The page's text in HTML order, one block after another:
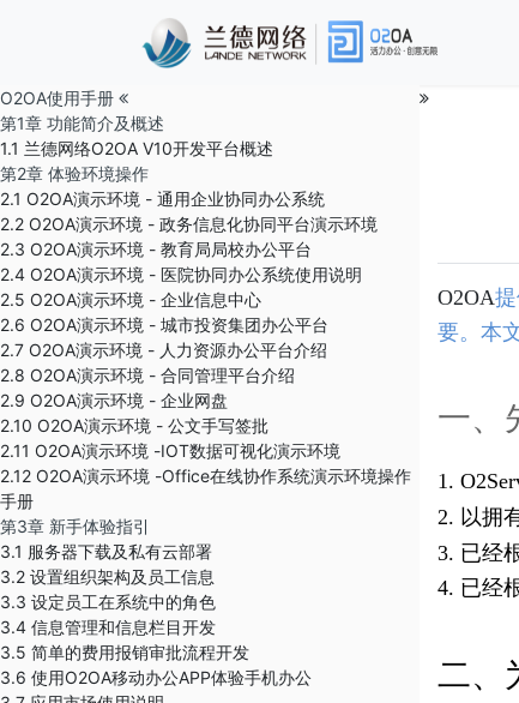
O2OA使用手册
第1章 功能简介及概述
1.1 兰德网络O2OA V10开发平台概述
第2章 体验环境操作
2.1 O2OA演示环境 - 通用企业协同办公系统
2.2 O2OA演示环境 - 政务信息化协同平台演示环境
2.3 O2OA演示环境 - 教育局局校办公平台
2.4 O2OA演示环境 - 医院协同办公系统使用说明
2.5 O2OA演示环境 - 企业信息中心
2.6 O2OA演示环境 - 城市投资集团办公平台
2.7 O2OA演示环境 - 人力资源办公平台介绍
2.8 O2OA演示环境 - 合同管理平台介绍
2.9 O2OA演示环境 - 企业网盘
2.10 O2OA演示环境 - 公文手写签批
2.11 O2OA演示环境 -IOT数据可视化演示环境
2.12 O2OA演示环境 -Office在线协作系统演示环境操作
手册
第3章 新手体验指引
3.1 服务器下载及私有云部署
3.2 设置组织架构及员工信息
3.3 设定员工在系统中的角色
3.4 信息管理和信息栏目开发
3.5 简单的费用报销审批流程开发
3.6 使用O2OA移动办公APP体验手机办公
O2OA
要。本
一、
1.
2. 以拥
3. 已经
4. 已经
二、